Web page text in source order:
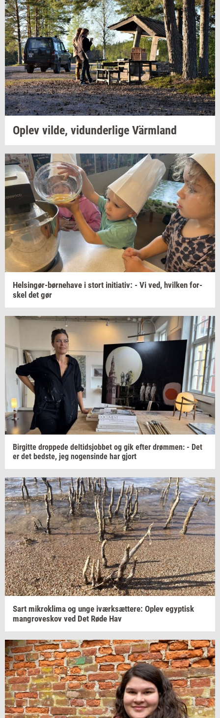
Oplev vilde, vi­dun­der­li­ge Värmland
Helsingør-​børnehave i stort ini­ti­a­tiv: - Vi ved, hvil­ken for­
skel det gør
Bir­git­te drop­pe­de del­tidsjob­bet og gik efter drøm­men: - Det
er det bed­ste, jeg no­gen­sin­de har gjort
Sart mi­krokli­ma og unge iværk­sæt­te­re: Oplev egyp­tisk
man­grove­skov ved Det Røde Hav